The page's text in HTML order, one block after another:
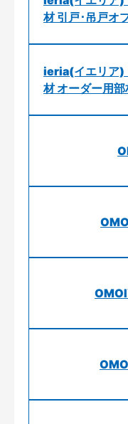
材 引戸･吊戸オ
ieria(イエリア)
材 オーダー用部